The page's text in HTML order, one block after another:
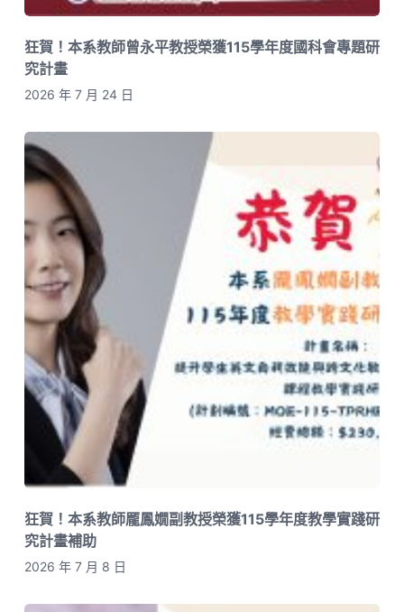
狂賀！本系教師曾永平教授榮獲115學年度國科會專題研
究計畫
2026 年 7 月 24 日
狂賀！本系教師龎鳳嫺副教授榮獲115學年度教學實踐研
究計畫補助
2026 年 7 月 8 日